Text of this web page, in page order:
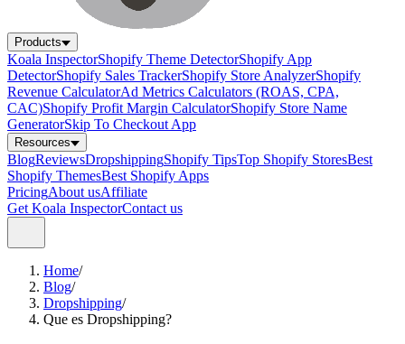
Products
Koala InspectorShopify Theme DetectorShopify App
DetectorShopify Sales TrackerShopify Store AnalyzerShopify
Revenue CalculatorAd Metrics Calculators (ROAS, CPA,
CAC)Shopify Profit Margin CalculatorShopify Store Name
GeneratorSkip To Checkout App
Resources
BlogReviewsDropshippingShopify TipsTop Shopify StoresBest
Shopify ThemesBest Shopify Apps
PricingAbout usAffiliate
Get Koala InspectorContact us
Home/
Blog/
Dropshipping/
Que es Dropshipping?